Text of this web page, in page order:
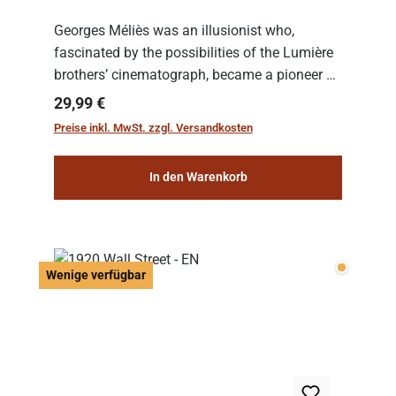
Georges Méliès was an illusionist who,
fascinated by the possibilities of the Lumière
brothers’ cinematograph, became a pioneer of
cinema. In 1902, he filmed his most famous
work: “Le Voyage dans la Lune” (“A Trip to...
Regulärer Preis:
29,99 €
Preise inkl. MwSt. zzgl. Versandkosten
In den Warenkorb
Wenige verfügbar Wenige